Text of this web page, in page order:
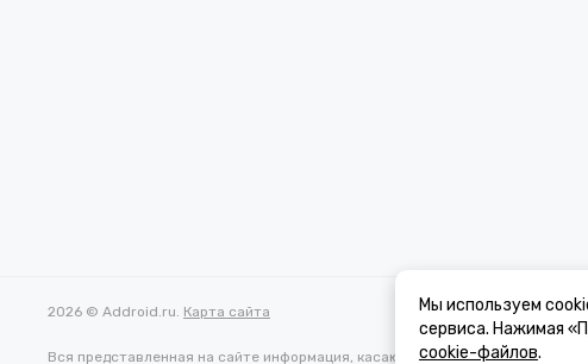
2026 © Addroid.ru. Карта сайта
Вся представленная на сайте информация, касающаяся характеристик,
Мы используем
сервиса. Нажимая
cookie-файлов.